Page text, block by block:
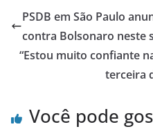
PSDB em São Paulo
contra Bolsonaro neste
“Estou muito confiante
terceira
Você pode